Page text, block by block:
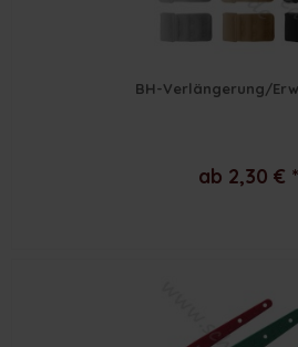
BH-Verlängerung/
ab 2,30 € *